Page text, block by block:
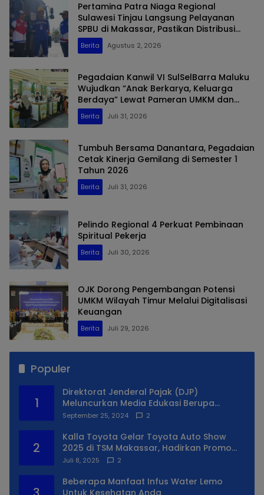
Pertamina Patra Niaga Regional
Sulawesi Tinjau Langsung Pelayanan
SPBU di Makassar, Pastikan Distribusi
Biosolar Berjalan Optimal
Berita Agustus 2, 2026
Pegadaian Kanwil VI SulSelBarra Maluku
Wujudkan “Anak Berkarya, Keluarga
Berdaya” Lewat Pameran UMKM dan
Bazar Emas
Berita Juli 31, 2026
Tumbuh Bersama Danantara, Pegadaian
Cetak Kinerja Gemilang di Semester 1
Tahun 2026
Berita Juli 31, 2026
Pelindo Regional 4 Perkuat Pembinaan
Spiritual Pekerja
Berita Juli 30, 2026
OJK Dorong Pengembangan Potensi
UMKM Wilayah Timur Melalui Digitalisasi
Keuangan
Berita Juli 29, 2026
Populer
1
Direktorat Jenderal Pajak (DJP)
Meluncurkan Media Edukasi Berupa
Simulator Coretax
September 25, 2024 2
2
Kalla Toyota Gelar Toyota Auto Show
2025 di TSM Makassar, Hadirkan Promo
Spesial
Juli 8, 2025 2
Beberapa Manfaat Infus Water Lemo
Untuk Kesehatan Anda